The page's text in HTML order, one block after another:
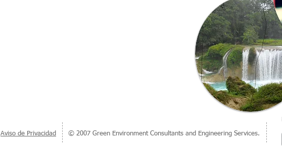
Aviso de Privacidad © 2007 Green Environment Consultants and Engineering Services.